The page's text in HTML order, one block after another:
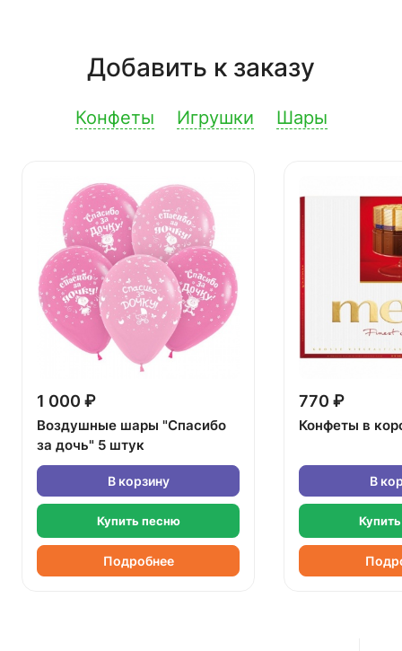
Добавить к заказу
Конфеты Игрушки Шары
1 000 ₽
Воздушные шары "Спасибо
за дочь" 5 штук
В корзину
Купить песню
Подробнее
770 ₽
Конфеты в
В